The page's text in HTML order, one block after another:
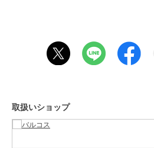
ブランド バルコス
性別タイプ
レディース
取扱いショップ